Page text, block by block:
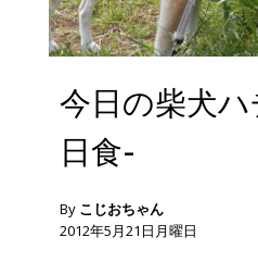
今日の柴犬
日食-
By こじおちゃん
2012年5月21日月曜日